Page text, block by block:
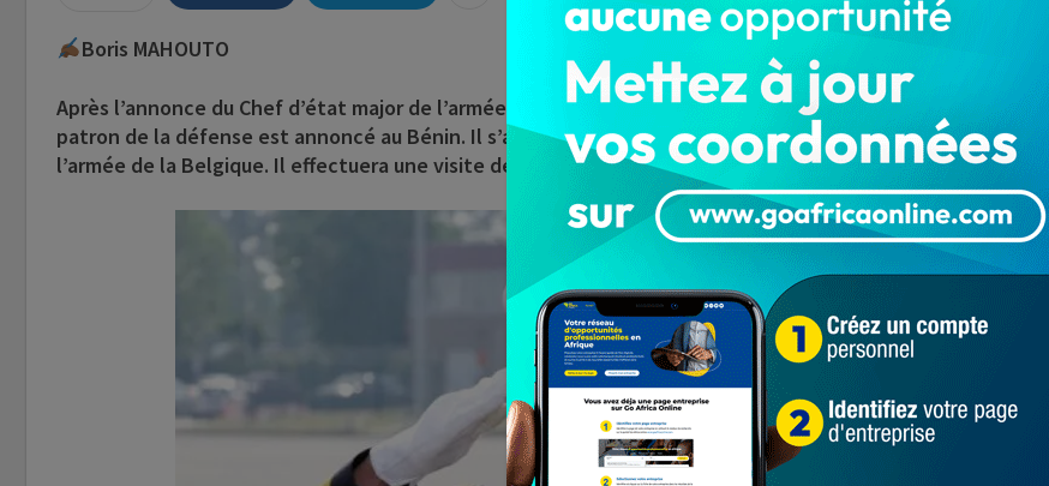
Boris MAHOUTO
Après l’annonce du Chef d’état major de l’armée française au Bénin les 8 et 9 décembre prochains, un autre
patron de la défense est annoncé au Bénin. Il s’agit de l’Amiral Michel Hofman, le Chef d’état major de
l’armée de la Belgique. Il effectuera une visite de travail au Bénin du 14 au 15 décembre 2023.